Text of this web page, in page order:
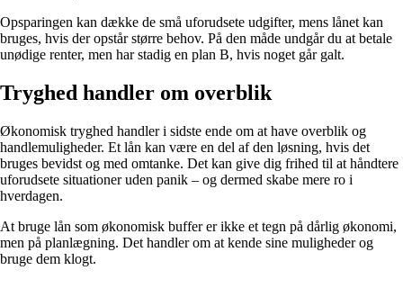
Opsparingen kan dække de små uforudsete udgifter, mens lånet kan
bruges, hvis der opstår større behov. På den måde undgår du at betale
unødige renter, men har stadig en plan B, hvis noget går galt.
Tryghed handler om overblik
Økonomisk tryghed handler i sidste ende om at have overblik og
handlemuligheder. Et lån kan være en del af den løsning, hvis det
bruges bevidst og med omtanke. Det kan give dig frihed til at håndtere
uforudsete situationer uden panik – og dermed skabe mere ro i
hverdagen.
At bruge lån som økonomisk buffer er ikke et tegn på dårlig økonomi,
men på planlægning. Det handler om at kende sine muligheder og
bruge dem klogt.